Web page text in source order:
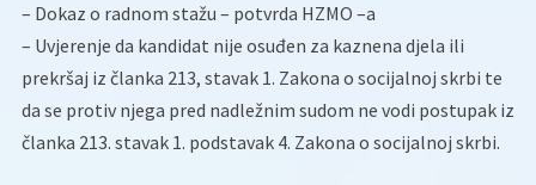
– Dokaz o radnom stažu – potvrda HZMO –a
– Uvjerenje da kandidat nije osuđen za kaznena djela ili
prekršaj iz članka 213, stavak 1. Zakona o socijalnoj skrbi te
da se protiv njega pred nadležnim sudom ne vodi postupak iz
članka 213. stavak 1. podstavak 4. Zakona o socijalnoj skrbi.